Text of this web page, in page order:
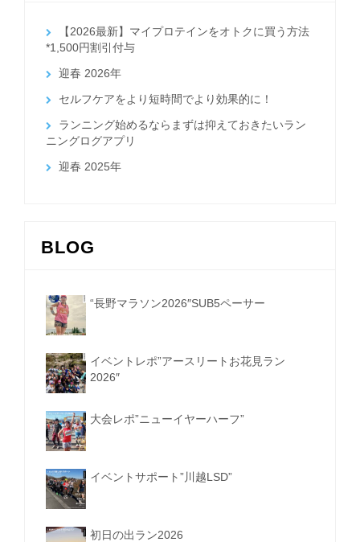
【2026最新】マイプロテインをオトクに買う方法
*1,500円割引付与
迎春 2026年
セルフケアをより短時間でより効果的に！
ランニング始めるならまずは抑えておきたいラン
ニングログアプリ
迎春 2025年
BLOG
“長野マラソン2026″SUB5ペーサー
イベントレポ”アースリートお花見ラン
2026″
大会レポ”ニューイヤーハーフ”
イベントサポート”川越LSD”
初日の出ラン2026